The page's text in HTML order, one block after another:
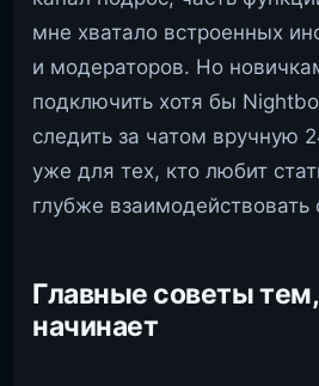
мне хватало встроенных
и модераторов. Но
подключить хотя бы
следить за чатом вручную
уже для тех, кто любит
глубже взаимодействовать
Главные советы
начинает